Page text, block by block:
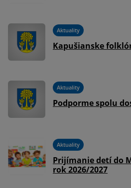
Aktuality
Kapušianske
Aktuality
Podporme spolu
Aktuality
Prijímanie detí do
rok 2026/2027